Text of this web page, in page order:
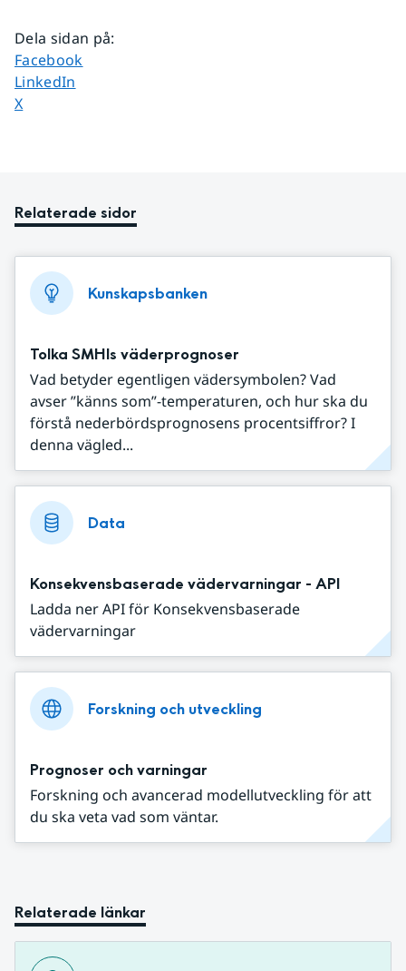
Dela sidan på:
Dela sidan på
Facebook
Dela sidan på
LinkedIn
Dela sidan på
X
Relaterade sidor
Kunskapsbanken
Tolka SMHIs väderprognoser
Vad betyder egentligen vädersymbolen? Vad
avser ”känns som”-temperaturen, och hur ska du
förstå nederbördsprognosens procentsiffror? I
denna vägled...
Data
Konsekvensbaserade vädervarningar - API
Ladda ner API för Konsekvensbaserade
vädervarningar
Forskning och utveckling
Prognoser och varningar
Forskning och avancerad modellutveckling för att
du ska veta vad som väntar.
Relaterade länkar